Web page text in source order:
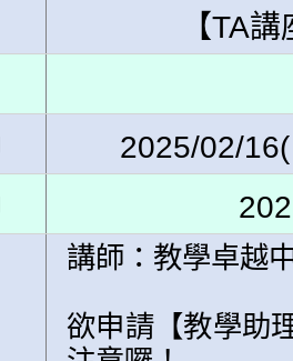
【TA
2025/02/
講師：教學卓越
欲申請【教學助